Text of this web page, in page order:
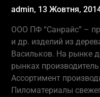
admin, 13 Жовтня,
ООО ПФ “Санрайс” –
и др. изделий из
Васильков. На рынке
рынках
Ассортимент
Пиломатериалы